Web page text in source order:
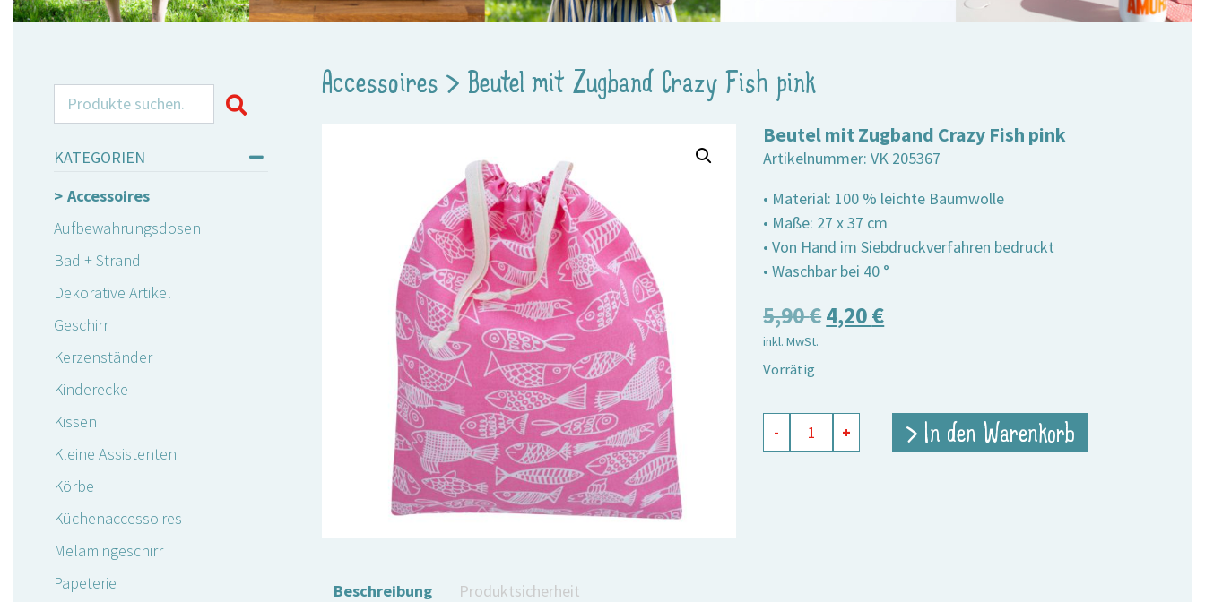
Search for:
KATEGORIEN
Accessoires
Aufbewahrungsdosen
Bad + Strand
Dekorative Artikel
Geschirr
Kerzenständer
Kinderecke
Kissen
Kleine Assistenten
Körbe
Küchenaccessoires
Melamingeschirr
Papeterie
Accessoires > Beutel mit Zugband Crazy Fish pink
Beutel mit Zugband Crazy Fish pink
Artikelnummer:VK 205367
• Material: 100 % leichte Baumwolle
• Maße: 27 x 37 cm
• Von Hand im Siebdruckverfahren bedruckt
• Waschbar bei 40 °
5,90€Ursprünglicher
5,90 €
4,20€Aktueller
4,20 €.
inkl. MwSt.
Vorrätig
mit
- + > In den Warenkorb
Beschreibung Produktsicherheit